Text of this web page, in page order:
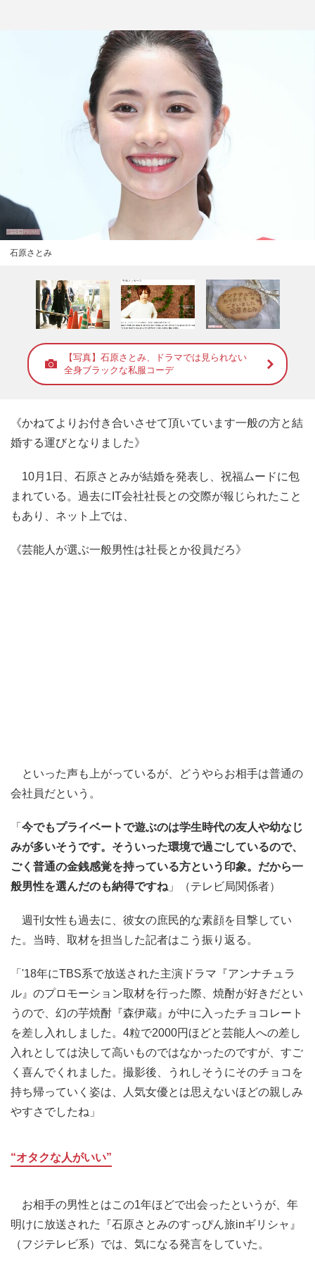
石原さとみ
【写真】石原さとみ、ドラマでは見られない
全身ブラックな私服コーデ
《かねてよりお付き合いさせて頂いています一般の方と結
婚する運びとなりました》
10月1日、石原さとみが結婚を発表し、祝福ムードに包
まれている。過去にIT会社社長との交際が報じられたこと
もあり、ネット上では、
《芸能人が選ぶ一般男性は社長とか役員だろ》
といった声も上がっているが、どうやらお相手は普通の
会社員だという。
「 今でもプライベートで遊ぶのは学生時代の友人や幼なじ
みが多いそうです。そういった環境で過ごしているので、
ごく普通の金銭感覚を持っている方という印象。だから一
般男性を選んだのも納得ですね」（テレビ局関係者）
週刊女性も過去に、彼女の庶民的な素顔を目撃してい
た。当時、取材を担当した記者はこう振り返る。
「'18年にTBS系で放送された主演ドラマ『アンナチュラ
ル』のプロモーション取材を行った際、焼酎が好きだとい
うので、幻の芋焼酎『森伊蔵』が中に入ったチョコレート
を差し入れしました。4粒で2000円ほどと芸能人への差し
入れとしては決して高いものではなかったのですが、すご
く喜んでくれました。撮影後、うれしそうにそのチョコを
持ち帰っていく姿は、人気女優とは思えないほどの親しみ
やすさでしたね」
“オタクな人がいい”
お相手の男性とはこの1年ほどで出会ったというが、年
明けに放送された『石原さとみのすっぴん旅inギリシャ』
（フジテレビ系）では、気になる発言をしていた。